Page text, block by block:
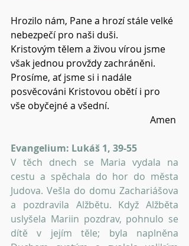
Hrozilo nám, Pane a hrozí stále velké
nebezpečí pro naši duši.
Kristovým tělem a živou vírou jsme
však jednou provždy zachráněni.
Prosíme, ať jsme si i nadále
posvěcováni Kristovou obětí i pro
vše obyčejné a všední.
Amen
Evangelium: Lukáš 1, 39-55
V těch dnech se Maria vydala na
cestu a spěchala do hor do města
Judova. Vešla do domu Zachariášova
a pozdravila Alžbětu. Když Alžběta
uslyšela Mariin pozdrav, pohnulo se
dítě v jejím těle; byla naplněna